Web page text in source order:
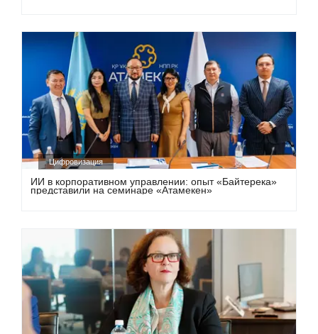
Цифровизация
ИИ в корпоративном управлении: опыт «Байтерека»
представили на семинаре «Атамекен»